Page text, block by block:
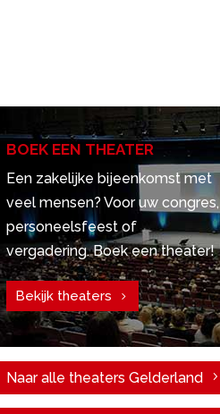
BOEK EEN THEATER
Een zakelijke bijeenkomst met
veel mensen? Voor uw congres,
personeelsfeest of
vergadering. Boek een theater!
Bekijk theaters
Naar alle theaters Gelderland